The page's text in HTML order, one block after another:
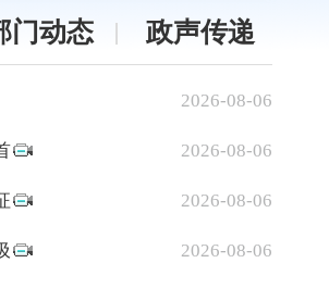
门动态 政声传递
2026-08-06
2026-08-06
2026-08-06
2026-08-06